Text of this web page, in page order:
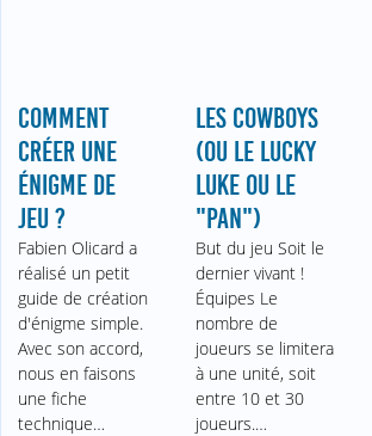
COMMENT
CRÉER UNE
ÉNIGME DE
JEU ?
Fabien Olicard a
réalisé un petit
guide de création
d'énigme simple.
Avec son accord,
nous en faisons
une fiche
technique…
LES COWBOYS
(OU LE LUCKY
LUKE OU LE
"PAN")
But du jeu Soit le
dernier vivant !
Équipes Le
nombre de
joueurs se limitera
à une unité, soit
entre 10 et 30
joueurs.…